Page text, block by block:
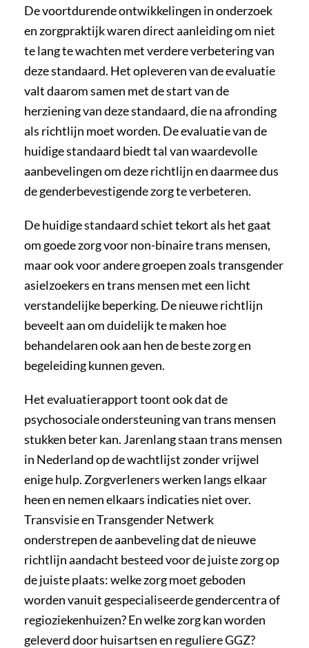
De voortdurende ontwikkelingen in onderzoek
en zorgpraktijk waren direct aanleiding om niet
te lang te wachten met verdere verbetering van
deze standaard. Het opleveren van de evaluatie
valt daarom samen met de start van de
herziening van deze standaard, die na afronding
als richtlijn moet worden. De evaluatie van de
huidige standaard biedt tal van waardevolle
aanbevelingen om deze richtlijn en daarmee dus
de genderbevestigende zorg te verbeteren.
De huidige standaard schiet tekort als het gaat
om goede zorg voor non-binaire trans mensen,
maar ook voor andere groepen zoals transgender
asielzoekers en trans mensen met een licht
verstandelijke beperking. De nieuwe richtlijn
beveelt aan om duidelijk te maken hoe
behandelaren ook aan hen de beste zorg en
begeleiding kunnen geven.
Het evaluatierapport toont ook dat de
psychosociale ondersteuning van trans mensen
stukken beter kan. Jarenlang staan trans mensen
in Nederland op de wachtlijst zonder vrijwel
enige hulp. Zorgverleners werken langs elkaar
heen en nemen elkaars indicaties niet over.
Transvisie en Transgender Netwerk
onderstrepen de aanbeveling dat de nieuwe
richtlijn aandacht besteed voor de juiste zorg op
de juiste plaats: welke zorg moet geboden
worden vanuit gespecialiseerde gendercentra of
regioziekenhuizen? En welke zorg kan worden
geleverd door huisartsen en reguliere GGZ?